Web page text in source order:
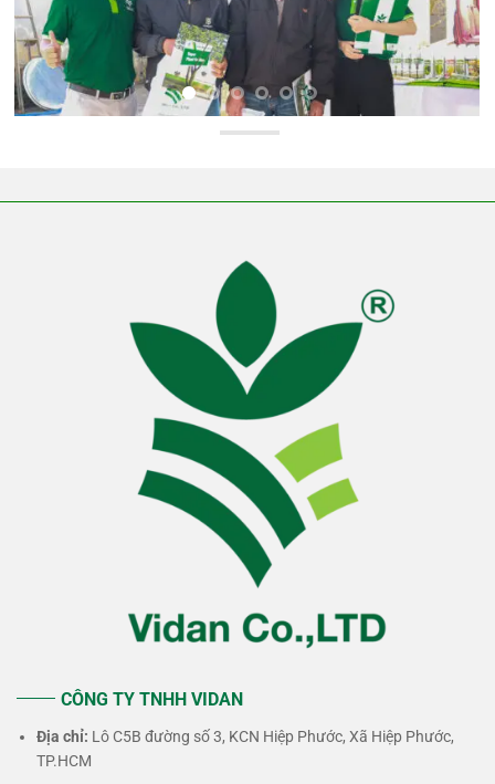
CÔNG TY TNHH VIDAN
Địa chỉ: Lô C5B đường số 3, KCN Hiệp Phước, Xã Hiệp Phước,
TP.HCM